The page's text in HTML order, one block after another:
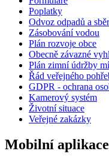
Poplatky
Odvoz odpadů a
Zásobování vodou
Plán rozvoje obce
Obecně závazné
Plán zimní údržby
Řád veřejného
GDPR - ochrana
Kamerový systém
Životní situace
Veřejné zakázky
Mobilní